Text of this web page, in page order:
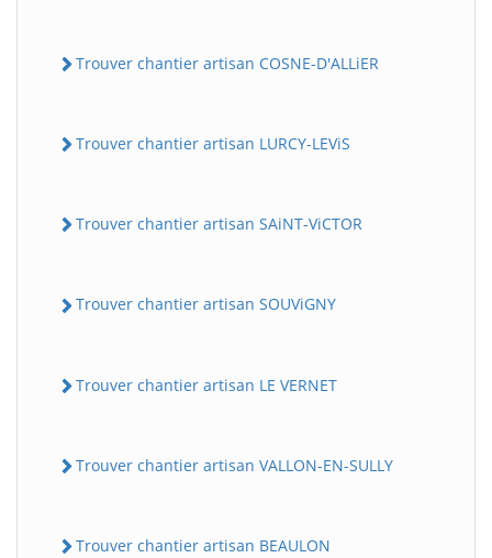
Trouver chantier artisan COSNE-D'ALLiER
Trouver chantier artisan LURCY-LEViS
Trouver chantier artisan SAiNT-ViCTOR
Trouver chantier artisan SOUViGNY
Trouver chantier artisan LE VERNET
Trouver chantier artisan VALLON-EN-SULLY
Trouver chantier artisan BEAULON